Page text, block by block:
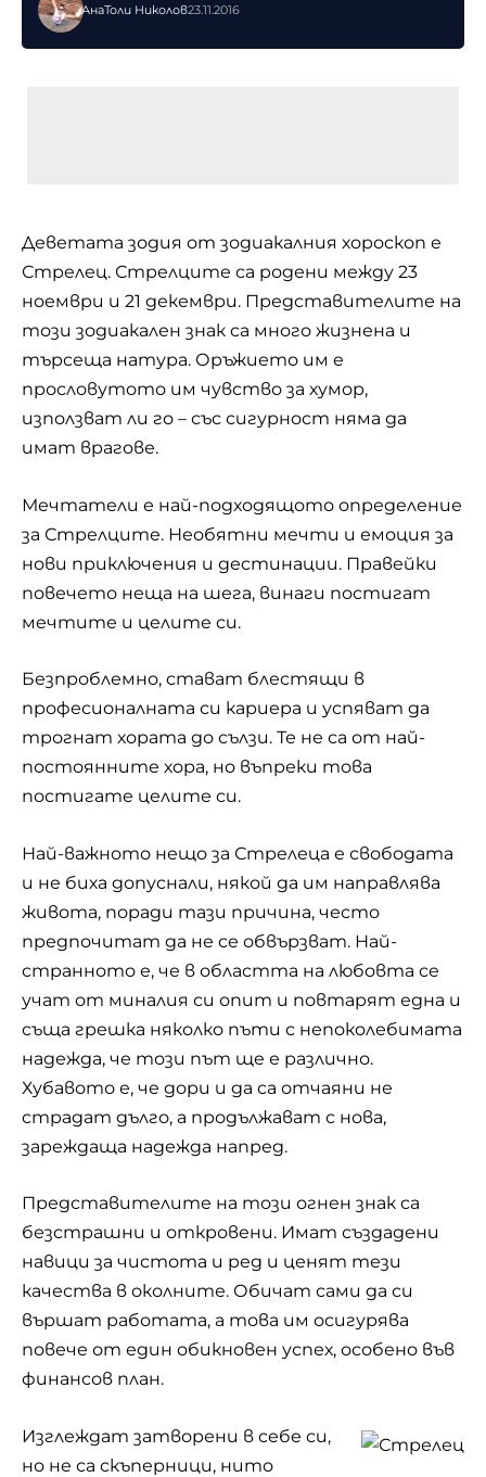
АнаТоли Николов23.11.2016
Деветата зодия от зодиакалния хороскоп е
Стрелец. Стрелците са родени между 23
ноември и 21 декември. Представителите на
този зодиакален знак са много жизнена и
търсеща натура. Оръжието им е
прословутото им чувство за хумор,
използват ли го – със сигурност няма да
имат врагове.
Мечтатели е най-подходящото определение
за Стрелците. Необятни мечти и емоция за
нови приключения и дестинации. Правейки
повечето неща на шега, винаги постигат
мечтите и целите си.
Безпроблемно, стават блестящи в
професионалната си кариера и успяват да
трогнат хората до сълзи. Те не са от най-
постоянните хора, но въпреки това
постигате целите си.
Най-важното нещо за Стрелеца е свободата
и не биха допуснали, някой да им направлява
живота, поради тази причина, често
предпочитат да не се обвързват. Най-
странното е, че в областта на любовта се
учат от миналия си опит и повтарят една и
съща грешка няколко пъти с непоколебимата
надежда, че този път ще е различно.
Хубавото е, че дори и да са отчаяни не
страдат дълго, а продължават с нова,
зареждаща надежда напред.
Представителите на този огнен знак са
безстрашни и откровени. Имат създадени
навици за чистота и ред и ценят тези
качества в околните. Обичат сами да си
вършат работата, а това им осигурява
повече от един обикновен успех, особено във
финансов план.
Изглеждат затворени в себе си,
но не са скъперници, нито